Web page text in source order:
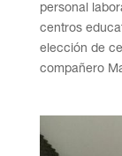
personal
centros
elección de
compañero